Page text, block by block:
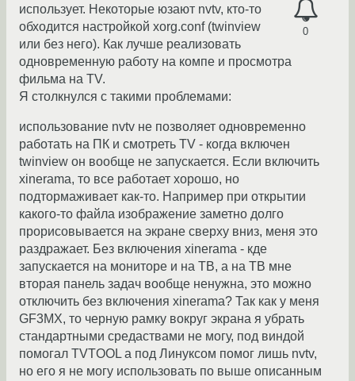
0
использует. Некоторые юзают nvtv, кто-то
обходится настройкой xorg.conf (twinview
или без него). Как лучше реализовать
одновременную работу на компе и просмотра
фильма на TV.
Я столкнулся с такими проблемами:
использование nvtv не позволяет одновременно
работать на ПК и смотреть TV - когда включен
twinview он вообще не запускается. Если включить
xinerama, то все работает хорошо, но
подтормаживает как-то. Например при открытии
какого-то файла изображение заметно долго
прорисовывается на экране сверху вниз, меня это
раздражает. Без включения xinerama - кде
запускается на мониторе и на ТВ, а на ТВ мне
вторая панель задач вообще ненужна, это можно
отключить без включения xinerama? Так как у меня
GF3MX, то черную рамку вокруг экрана я убрать
стандартными средаствами не могу, под виндой
помогал TVTOOL а под Линуксом помог лишь nvtv,
но его я не могу использовать по выше описанным